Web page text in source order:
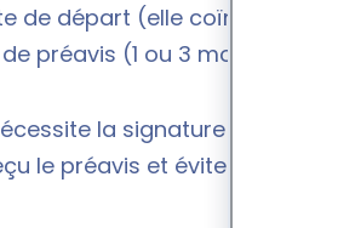
de départ (elle coïncide avec
préavis (1 ou 3 mois).
la signature d'un
le préavis et évite tout conflit